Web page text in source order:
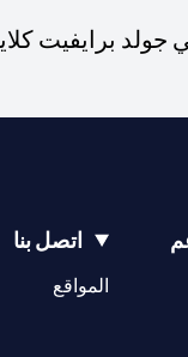
برايفيت
اتصل بنا
المواقع
(opens in a new tab)